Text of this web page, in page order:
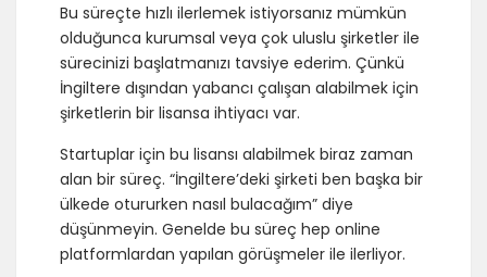
Bu süreçte hızlı ilerlemek istiyorsanız mümkün
olduğunca kurumsal veya çok uluslu şirketler ile
sürecinizi başlatmanızı tavsiye ederim. Çünkü
İngiltere dışından yabancı çalışan alabilmek için
şirketlerin bir lisansa ihtiyacı var.
Startuplar için bu lisansı alabilmek biraz zaman
alan bir süreç. “İngiltere’deki şirketi ben başka bir
ülkede otururken nasıl bulacağım” diye
düşünmeyin. Genelde bu süreç hep online
platformlardan yapılan görüşmeler ile ilerliyor.